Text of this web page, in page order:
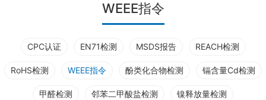
WEEE指令
CPC认证 EN71检测 MSDS报告 REACH检测
RoHS检测 WEEE指令 酚类化合物检测 镉含量Cd检测
甲醛检测 邻苯二甲酸盐检测 镍释放量检测